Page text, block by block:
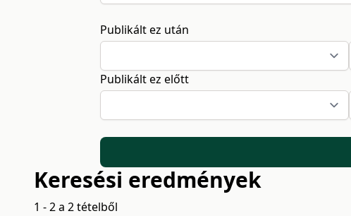
Publikált ez után
Publikált ez előtt
Keresési eredmények
1 - 2 a 2 tételből